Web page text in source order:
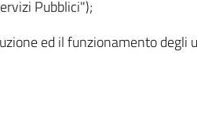
Pubblici");
ed il funzionamento degli